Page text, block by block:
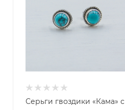
Серьги гвоздики «Кама» с